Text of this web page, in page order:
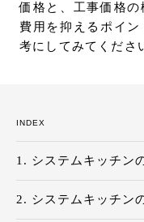
LANGUAGE : JP
EN CN
価格と、工事価格の
費用を抑えるポイ
考にしてみてくださ
INDEX
システムキッチン
システムキッチン